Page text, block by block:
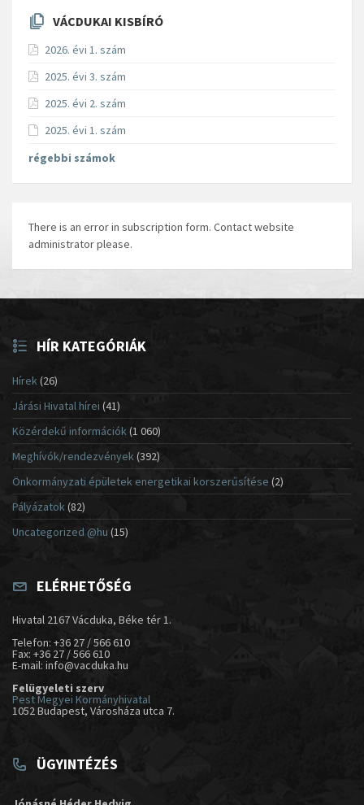
VÁCDUKAI KISBÍRÓ
2026. évi 1. szám
2025. évi 3. szám
2025. évi 2. szám
2025. évi 1. szám
régebbi számok
There is an error in subscription form. Contact website
administrator please.
HÍR KATEGÓRIÁK
Hírek(26)
Járási Hivatal hírei (41)
Közérdekű információk(1 060)
Meghívók/rendezvények (392)
Önkormányzati épületek energetikai korszerűsítése (2)
Pályázatok (82)
Uncategorized @hu (15)
ELÉRHETŐSÉG
Hivatal 2167 Vácduka, Béke tér 1.
Telefon: +36 27 / 566 610
Fax: +36 27 / 566 610
E-mail: info@vacduka.hu
Felügyeleti szerv
Pest Megyei Kormányhivatal
1052 Budapest, Városháza utca 7.
ÜGYINTÉZÉS